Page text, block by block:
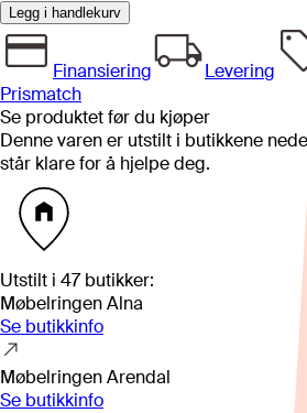
Legg i handlekurv
Finansiering
Levering
Prismatch
Se produktet før du kjøper
Denne varen er utstilt i butikkene
står klare for å hjelpe deg.
Utstilt i 47butikker:
Møbelringen Alna
Se butikkinfo
Møbelringen Arendal
Se butikkinfo